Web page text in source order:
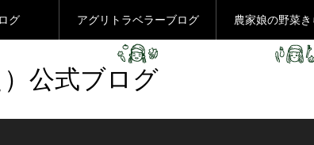
グ アグリトラベラーブログ 農家娘の野菜
公式ブログ